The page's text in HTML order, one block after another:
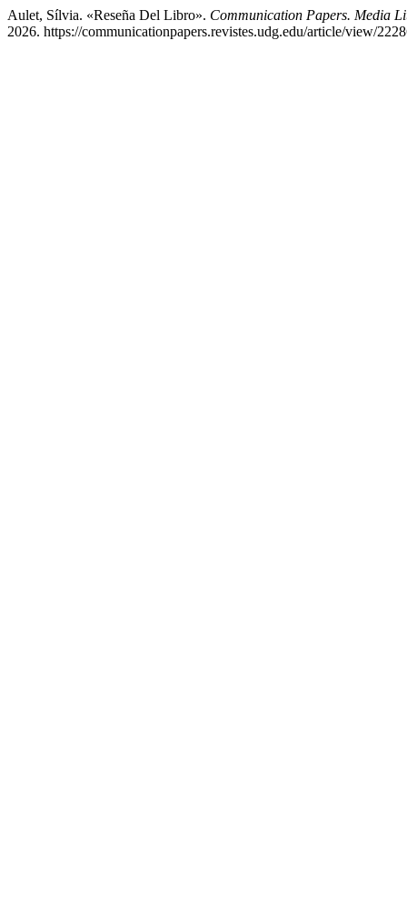
Aulet, Sílvia. «Reseña Del Libro». Communication Papers. Media
2026. https://communicationpapers.revistes.udg.edu/article/view/